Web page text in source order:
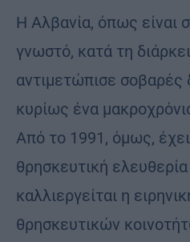
Η Αλβανία, όπως είναι
γνωστό, κατά τη
αντιμετώπισε σοβαρές
κυρίως ένα
Από το 1991, όμως,
θρησκευτική
καλλιεργείται η
θρησκευτικών